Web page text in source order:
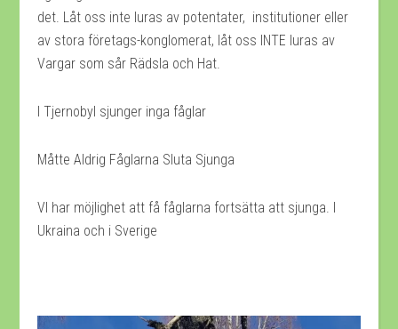
det. Låt oss inte luras av potentater, institutioner eller
av stora företags-konglomerat, låt oss INTE luras av
Vargar som sår Rädsla och Hat.
I Tjernobyl sjunger inga fåglar
Måtte Aldrig Fåglarna Sluta Sjunga
VI har möjlighet att få fåglarna fortsätta att sjunga. I
Ukraina och i Sverige